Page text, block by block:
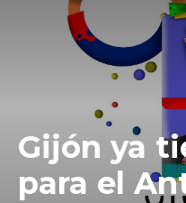
Gijón ya
para el